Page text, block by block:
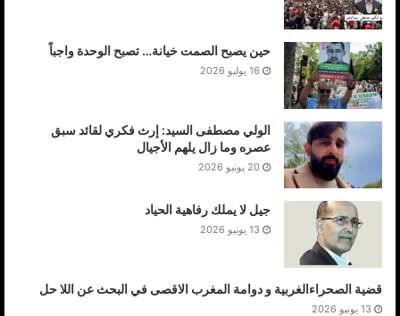
حين يصبح الصمت خيانة… تصبح الوحدة واجباً
16 يوليو 2026
الولي مصطفى السيد: إرث فكري لقائد سبق
عصره وما زال يلهم الأجيال
20 يونيو 2026
جيل لا يملك رفاهية الحياد
13 يونيو 2026
قضية الصحراءالغربية و دوامة المغرب الاقصى في البحث عن اللا حل
13 يونيو 2026